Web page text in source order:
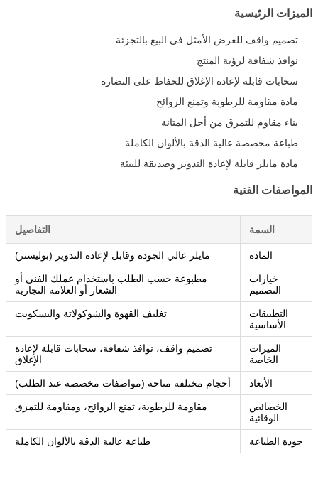
الميزات الرئيسية
تصميم واقف للعرض الأمثل في البيع بالتجزئة
نوافذ شفافة لرؤية المنتج
سحابات قابلة لإعادة الإغلاق للحفاظ على النضارة
مادة مقاومة للرطوبة وتمنع الروائح
بناء مقاوم للتمزق من أجل المتانة
طباعة مخصصة عالية الدقة بالألوان الكاملة
مادة مايلر قابلة لإعادة التدوير وصديقة للبيئة
المواصفات الفنية
السمة التفاصيل
المادة مايلر عالي الجودة وقابل لإعادة التدوير (بوليستر)
خيارات
التصميم
مطبوعة حسب الطلب باستخدام عملك الفني أو
الشعار أو العلامة التجارية
التطبيقات
الأساسية
تغليف القهوة والشوكولاتة والبسكويت
الميزات
الخاصة
تصميم واقف، نوافذ شفافة، سحابات قابلة لإعادة
الإغلاق
الأبعاد أحجام مختلفة متاحة (مواصفات مخصصة عند الطلب)
الخصائص
الوقائية
مقاومة للرطوبة، تمنع الروائح، ومقاومة للتمزق
جودة الطباعة طباعة عالية الدقة بالألوان الكاملة